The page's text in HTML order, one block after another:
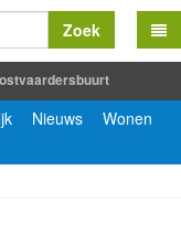
Zoek
Nieuws
Wonen